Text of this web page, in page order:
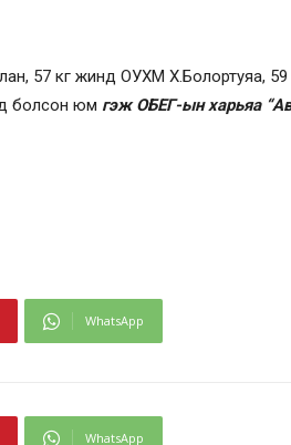
57 кг жинд ОУХМ Х.Болортуяа,
болсон юм гэж ОБЕГ-ын харьяа
WhatsApp
WhatsApp